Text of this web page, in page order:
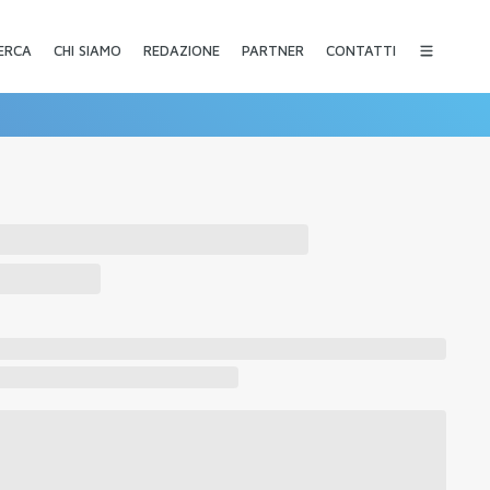
CHI SIAMO REDAZIONE PARTNER CONTATTI